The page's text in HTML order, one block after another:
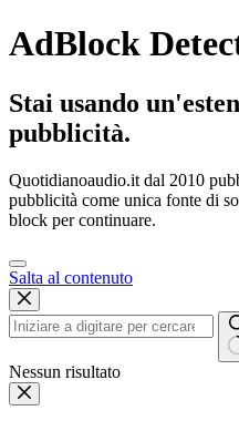
AdBlock
Stai usando
pubblicità.
Quotidianoaudio.it dal 2010
pubblicità come unica fonte di
block per continuare.
Salta al contenuto
Nessun risultato